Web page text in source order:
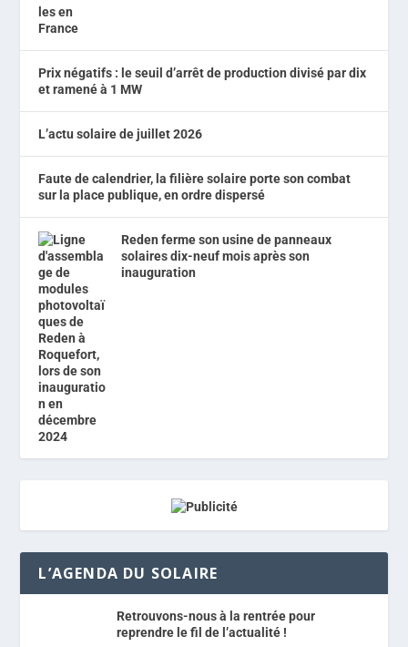
Prix négatifs : le seuil d’arrêt de production divisé par dix
et ramené à 1 MW
L’actu solaire de juillet 2026
Faute de calendrier, la filière solaire porte son combat
sur la place publique, en ordre dispersé
Reden ferme son usine de panneaux
solaires dix-neuf mois après son
inauguration
L’AGENDA DU SOLAIRE
Retrouvons-nous à la rentrée pour
reprendre le fil de l’actualité !